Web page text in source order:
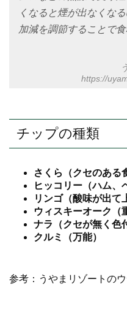
くなると煙が出なくな
加減を調節することで
https://
チップの種類
さくら（クセのある
ヒッコリー（ハム、
リンゴ（酸味が出て
ウィスキーオーク（
ナラ（クセが無く色
クルミ（万能）
参考：うやまリゾートの